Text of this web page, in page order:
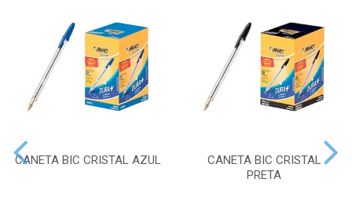
CANETA BIC CRISTAL AZUL
CANETA BIC CRISTAL
PRETA